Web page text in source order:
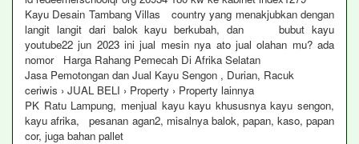
Kayu Desain Tambang Villas country yang menakjubkan dengan
langit langit dari balok kayu berkubah, dan bubut kayu
youtube22 jun 2023 ini jual mesin nya ato jual olahan mu? ada
nomor Harga Rahang Pemecah Di Afrika Selatan
Jasa Pemotongan dan Jual Kayu Sengon , Durian, Racuk
ceriwis › JUAL BELI › Property › Property lainnya
PK Ratu Lampung, menjual kayu kayu khususnya kayu sengon,
kayu afrika, pesanan agan2, misalnya balok, papan, kaso, papan
cor, juga bahan pallet